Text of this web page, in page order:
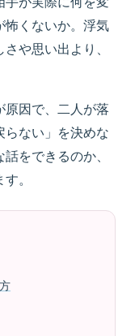
怖くないか。浮気
や思い出より、
原因で、二人が落
らない」を決めな
をできるのか、
。